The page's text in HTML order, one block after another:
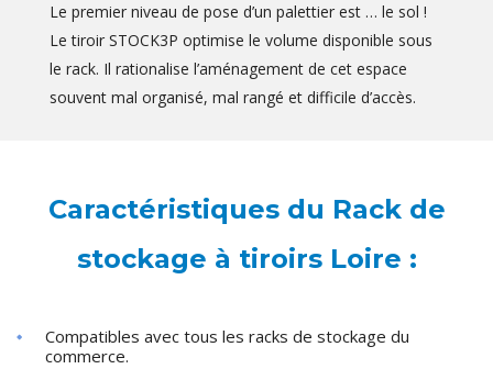
Le premier niveau de pose d’un palettier est … le sol !
Le tiroir STOCK3P optimise le volume disponible sous
le rack. Il rationalise l’aménagement de cet espace
souvent mal organisé, mal rangé et difficile d’accès.
Caractéristiques du Rack de
stockage à tiroirs Loire :
Compatibles avec tous les racks de stockage du
commerce.